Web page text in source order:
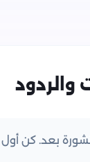
والردود
بعد. كن